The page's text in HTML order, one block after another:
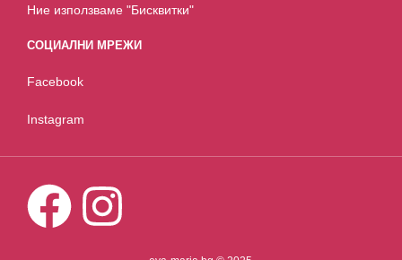
Ние използваме "Бисквитки"
СОЦИАЛНИ МРЕЖИ
Facebook
Instagram